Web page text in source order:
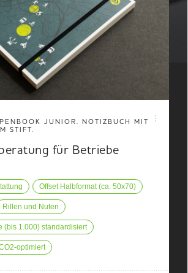
JUNIOR. NOTIZBUCH MIT
STIFT.
für Betriebe
Offset Halbformat (ca. 50x70)
Rillen und Nuten
(bis 1.000) standardisiert
optimiert